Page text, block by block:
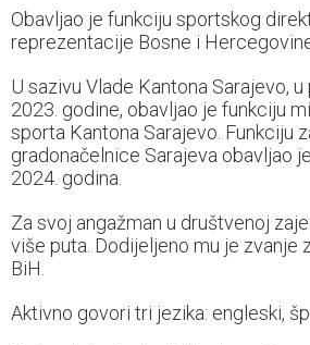
Obavljao je funkciju sportskog
reprezentacije Bosne i
U sazivu Vlade Kantona Sarajevo,
2023. godine, obavljao je funkciju
sporta Kantona Sarajevo. Funkciju
gradonačelnice Sarajeva obavljao
2024. godina.
Za svoj angažman u društvenoj
više puta. Dodijeljeno mu je zvanje
BiH.
Aktivno govori tri jezika: engleski,